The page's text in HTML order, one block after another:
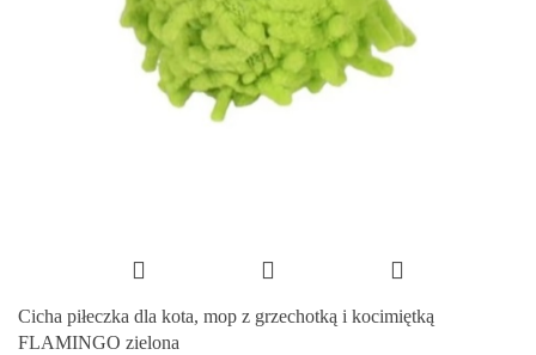
Cicha piłeczka dla kota, mop z grzechotką i kocimiętką
FLAMINGO zielona